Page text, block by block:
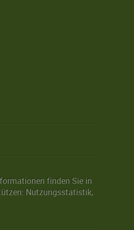
finden Sie in
Nutzungsstatistik,